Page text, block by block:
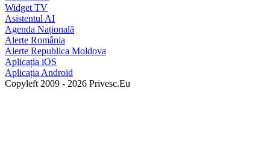
Widget TV
Asistentul AI
Agenda Națională
Alerte România
Alerte Republica Moldova
Aplicația iOS
Aplicația Android
Copyleft 2009 - 2026 Privesc.Eu